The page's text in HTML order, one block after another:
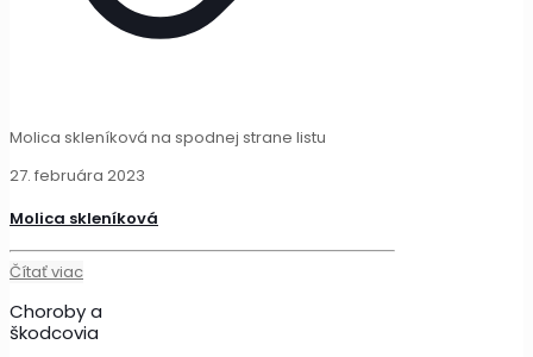
Molica skleníková na spodnej strane listu
27. februára 2023
Molica skleníková
Čítať viac
Choroby a
škodcovia